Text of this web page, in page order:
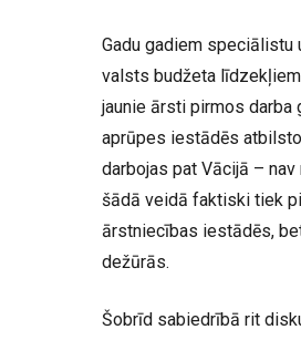
Gadu gadiem
valsts budžeta
jaunie ārsti pirmos
aprūpes iestādēs
darbojas pat Vācijā –
šādā veidā faktiski tiek
ārstniecības iestādēs,
dežūrās.
Šobrīd sabiedrībā rit